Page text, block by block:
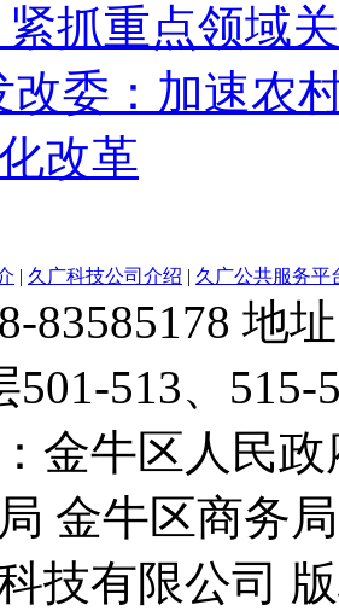
紧抓重点领域
改委：加速农
改革
| 久广科技公司介绍 | 久广公共服务平
83585178 地
501-513、515-
金牛区人民
金牛区商务局
技有限公司